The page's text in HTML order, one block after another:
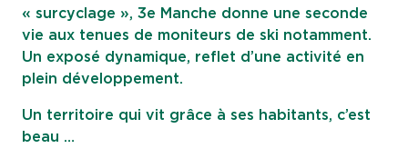
« surcyclage », 3e Manche donne une seconde
vie aux tenues de moniteurs de ski notamment.
Un exposé dynamique, reflet d’une activité en
plein développement.
Un territoire qui vit grâce à ses habitants, c’est
beau …